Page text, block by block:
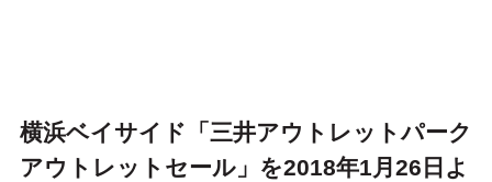
横浜ベイサイド「三井アウトレットパーク
アウトレットセール」を2018年1月26日よ